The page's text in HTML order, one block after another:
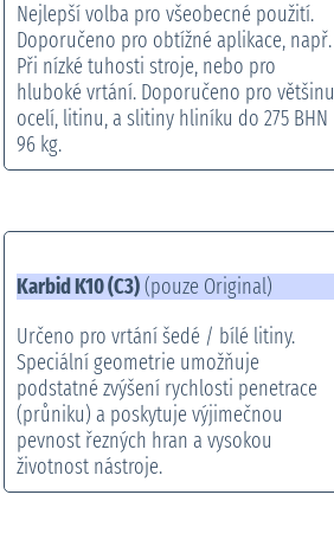
Nejlepší volba pro všeobecné použití.
Doporučeno pro obtížné aplikace, např.
Při nízké tuhosti stroje, nebo pro
hluboké vrtání. Doporučeno pro většinu
ocelí, litinu, a slitiny hliníku do 275 BHN
96 kg.
Karbid K10 (C3)(pouze Original)
Určeno pro vrtání šedé / bílé litiny.
Speciální geometrie umožňuje
podstatné zvýšení rychlosti penetrace
(průniku) a poskytuje výjimečnou
pevnost řezných hran a vysokou
životnost nástroje.